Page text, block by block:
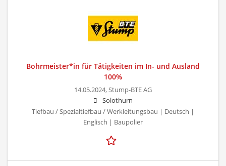
Bohrmeister*in für Tätigkeiten im In- und Ausland
100%
14.05.2024,Stump-BTE AG
Solothurn
Tiefbau / Spezialtiefbau / Werkleitungsbau | Deutsch |
Englisch | Baupolier